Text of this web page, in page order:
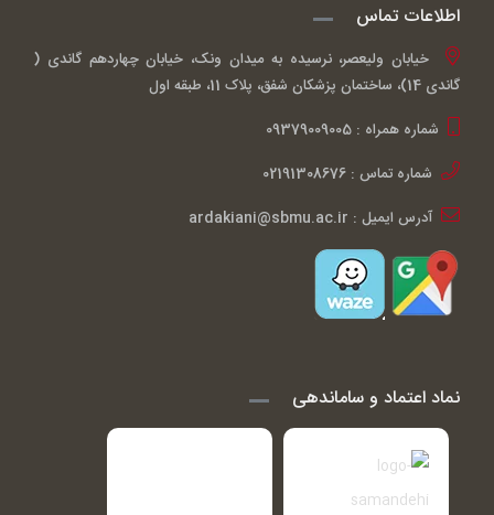
اطلاعات تماس
خیابان ولیعصر، نرسیده به میدان ونک، خیابان چهاردهم گاندی (
گاندی 14)، ساختمان پزشکان شفق، پلاک 11، طبقه اول
شماره همراه : 09379009005
شماره تماس : 02191308676
آدرس ایمیل : ardakiani@sbmu.ac.ir
نماد اعتماد و ساماندهی